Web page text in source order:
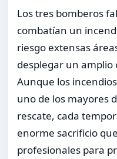
Los tres bomberos
combatían un
riesgo extensas
desplegar un
Aunque los
uno de los mayores
rescate, cada
enorme sacrificio
profesionales para